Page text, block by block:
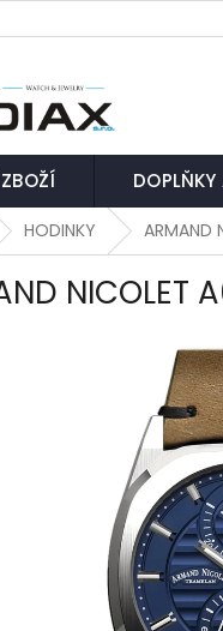
DOPLŇKY
HODINKY ARMAND
NICOLET